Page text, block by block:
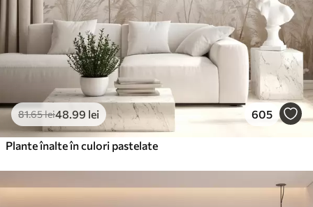
81.65lei48 .99 lei 605
Plante înalte în culori pastelate